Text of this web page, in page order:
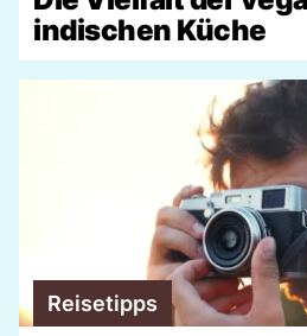
indischen Küche
Reisetipps